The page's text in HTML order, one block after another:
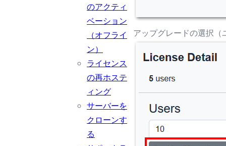
のアクティ
ベーション
（オフライ
ン）
ライセンス
の再ホステ
ィング
サーバーを
クローンす
る
アップグレードの選択